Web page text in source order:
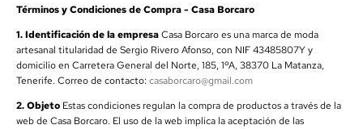
Términos y Condiciones de Compra - Casa Borcaro
1. Identificación de la empresaCasa Borcaro es una marca de moda
artesanal titularidad de Sergio Rivero Afonso, con NIF 43485807Y y
domicilio en Carretera General del Norte, 185, 1ºA, 38370 La Matanza,
Tenerife. Correo de contacto: casaborcaro@gmail.com
2. Objeto Estas condiciones regulan la compra de productos a través de la
web de Casa Borcaro. El uso de la web implica la aceptación de las